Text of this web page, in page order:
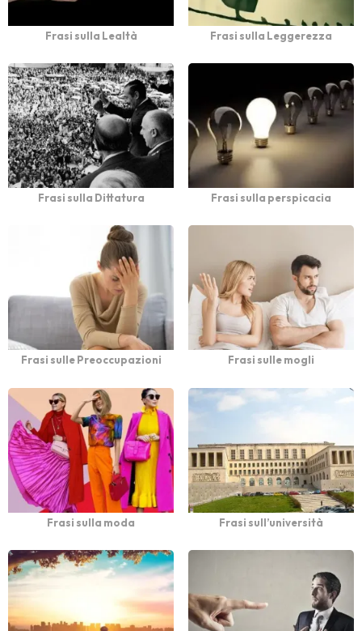
Frasi sulla Lealtà Frasi sulla Leggerezza
Frasi sulla Dittatura Frasi sulla perspicacia
Frasi sulle Preoccupazioni Frasi sulle mogli
Frasi sulla moda Frasi sull’università